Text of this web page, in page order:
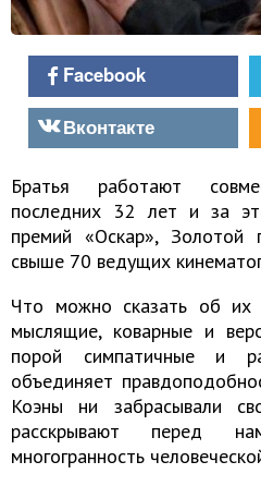
Facebook
Вконтакте
Братья работают
последних 32 лет и за
премий «Оскар»,
свыше 70 ведущих
Что можно сказать об их
мыслящие, коварные и
порой симпатичные и
объединяет
Коэны ни забрасывали
расскрывают перед
многогранность